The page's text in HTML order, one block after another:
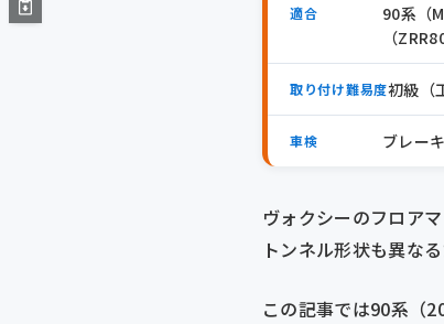
適合
90系（
（
取り付け難易度初級（
車検 ブレー
ヴォクシーのフロア
トンネル形状も異な
この記事では90系（